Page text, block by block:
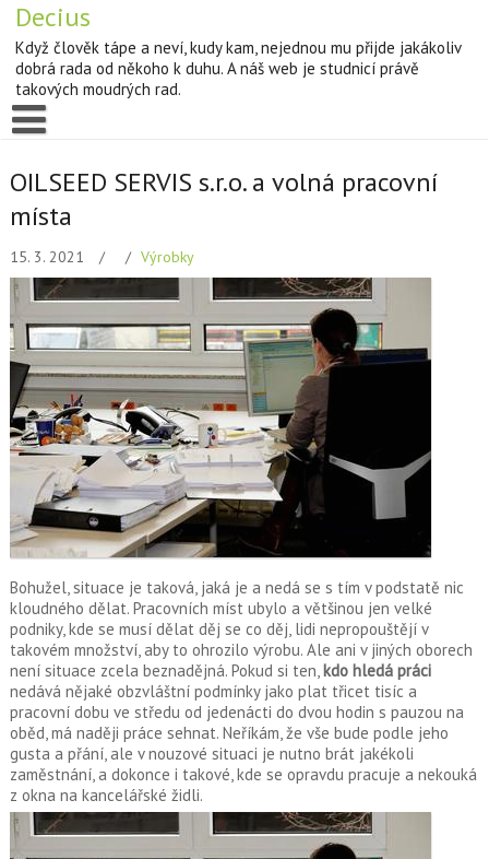
Decius
Když člověk tápe a neví, kudy kam, nejednou mu přijde jakákoliv
dobrá rada od někoho k duhu. A náš web je studnicí právě
takových moudrých rad.
OILSEED SERVIS s.r.o. a volná pracovní
místa
15. 3. 2021 Výrobky
Bohužel, situace je taková, jaká je a nedá se s tím v podstatě nic
kloudného dělat. Pracovních míst ubylo a většinou jen velké
podniky, kde se musí dělat děj se co děj, lidi nepropouštějí v
takovém množství, aby to ohrozilo výrobu. Ale ani v jiných oborech
není situace zcela beznadějná. Pokud si ten,kdo hledá práci
nedává nějaké obzvláštní podmínky jako plat třicet tisíc a
pracovní dobu ve středu od jedenácti do dvou hodin s pauzou na
oběd, má naději práce sehnat. Neříkám, že vše bude podle jeho
gusta a přání, ale v nouzové situaci je nutno brát jakékoli
zaměstnání, a dokonce i takové, kde se opravdu pracuje a nekouká
z okna na kancelářské židli.